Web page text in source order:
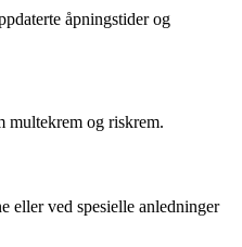
åpningstider og
multekrem og riskrem.
eller ved spesielle anledninger